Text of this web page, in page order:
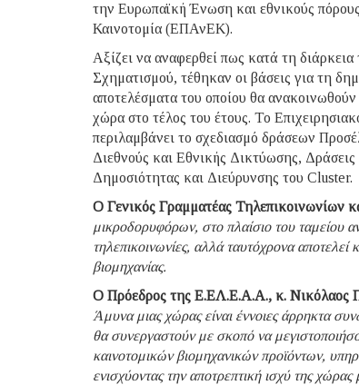
την Ευρωπαϊκή Ένωση και εθνικούς
Καινοτομία (ΕΠΑνΕΚ).
Αξίζει να αναφερθεί πως κατά τη
Σχηματισμού, τέθηκαν οι βάσεις για τη
αποτελέσματα του οποίου θα
χώρα στο τέλος του έτους. Το
περιλαμβάνει το σχεδιασμό δράσεων
Διεθνούς και Εθνικής Δικτύωσης,
Δημοσιότητας και Διεύρυνσης του Cluster.
Ο Γενικός Γραμματέας Τηλεπικοινωνίων
μικροδορυφόρων, στο πλαίσιο του ταμείου
τηλεπικοινωνίες, αλλά ταυτόχρονα αποτελεί
βιομηχανίας.
Ο Πρόεδρος της Ε.ΕΛ.Ε.Α.Α., κ. Νικόλαος
Άμυνα μιας χώρας είναι έννοιες άρρηκτα
θα συνεργαστούν με σκοπό να
καινοτομικών βιομηχανικών προϊόντων,
ενισχύοντας την αποτρεπτική ισχύ της χώρας